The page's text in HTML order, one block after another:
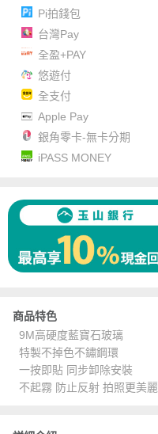
Pi拍錢包
台灣Pay
全盈+PAY
悠遊付
全支付
Apple Pay
銀角零卡-無卡分期
iPASS MONEY
商品特色
9M高硬度藍寶石玻璃
特製不掉色不鏽鋼環
一按即貼 同步卸除安裝
不起霧 防止反射 拍照更美麗